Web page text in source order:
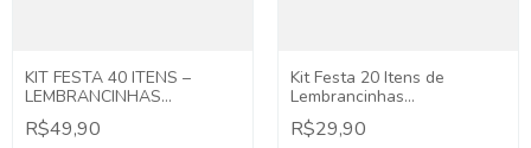
KIT FESTA 40 ITENS –
LEMBRANCINHAS
PERSONALIZADAS
R$49,90
Kit Festa 20 Itens de
Lembrancinhas
Personalizadas em Todos os
Temas
R$29,90